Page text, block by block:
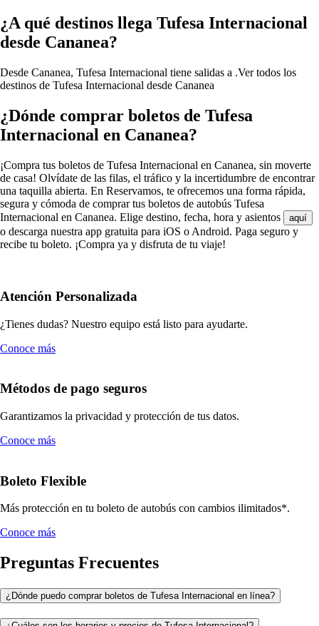
¿A qué destinos llega Tufesa Internacional
desde Cananea?
Desde Cananea, Tufesa Internacional tiene salidas a .Ver todos los
destinos de Tufesa Internacional desde Cananea
¿Dónde comprar boletos de Tufesa
Internacional en Cananea?
¡Compra tus boletos de Tufesa Internacional en Cananea, sin moverte
de casa! Olvídate de las filas, el tráfico y la incertidumbre de encontrar
una taquilla abierta. En Reservamos, te ofrecemos una forma rápida,
segura y cómoda de comprar tus boletos de autobús Tufesa
Internacional en Cananea. Elige destino, fecha, hora y asientos
aquí
o descarga nuestra app gratuita para iOS o Android. Paga seguro y
recibe tu boleto. ¡Compra ya y disfruta de tu viaje!
Atención Personalizada
¿Tienes dudas? Nuestro equipo está listo para ayudarte.
Conoce más
Métodos de pago seguros
Garantizamos la privacidad y protección de tus datos.
Conoce más
Boleto Flexible
Más protección en tu boleto de autobús con cambios ilimitados*.
Conoce más
Preguntas Frecuentes
¿Dónde puedo comprar boletos de Tufesa Internacional en línea?